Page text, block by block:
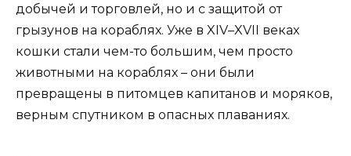
добычей и торговлей, но и с защитой от
грызунов на кораблях. Уже в XIV–XVII веках
кошки стали чем-то большим, чем просто
животными на кораблях – они были
превращены в питомцев капитанов и моряков,
верным спутником в опасных плаваниях.